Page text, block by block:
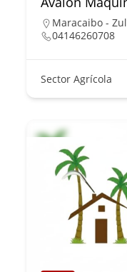
Maracaibo -
04146260708
Sector Agrícola